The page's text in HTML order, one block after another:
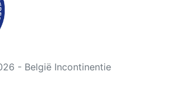
- België Incontinentie